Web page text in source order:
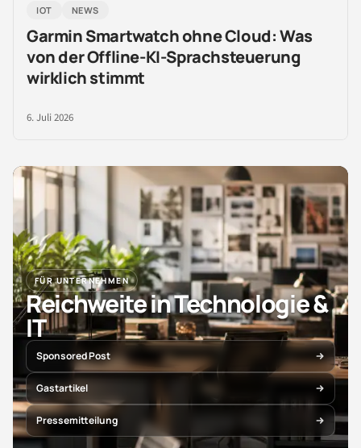
IOT
NEWS
Garmin Smartwatch ohne Cloud: Was
von der Offline-KI-Sprachsteuerung
wirklich stimmt
6. Juli 2026
FÜR UNTERNEHMEN
Reichweite in Technologie &
IT
Sponsored Post
Gastartikel
Pressemitteilung